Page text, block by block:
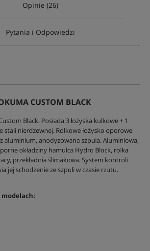
Opinie (26)
Pytania i Odpowiedzi
CUSTOM BLACK
Black. Posiada 3 łożyska kulkowe + 1
stali nierdzewnej. Rolkowe łożysko oporowe
aluminium, anodyzowana szpula. Aluminiowa,
okładziny hamulca Hydro Block, rolka
przekładnia ślimakowa. System kontroli
jej schodzenie ze szpuli w czasie rzutu.
modelach: